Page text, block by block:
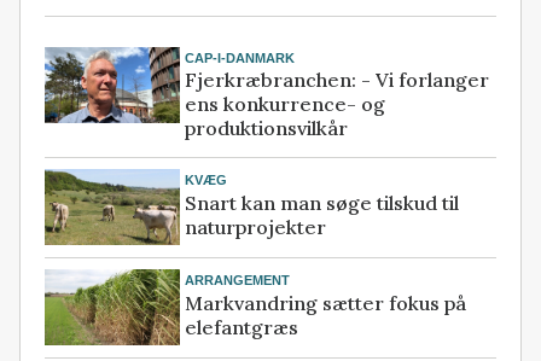
CAP-I-DANMARK
Fjerkræbranchen: - Vi forlanger
ens konkurrence- og
produktionsvilkår
KVÆG
Snart kan man søge tilskud til
naturprojekter
ARRANGEMENT
Markvandring sætter fokus på
elefantgræs